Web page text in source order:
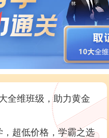
全维班级，助力黄金
超低价格，学霸之选